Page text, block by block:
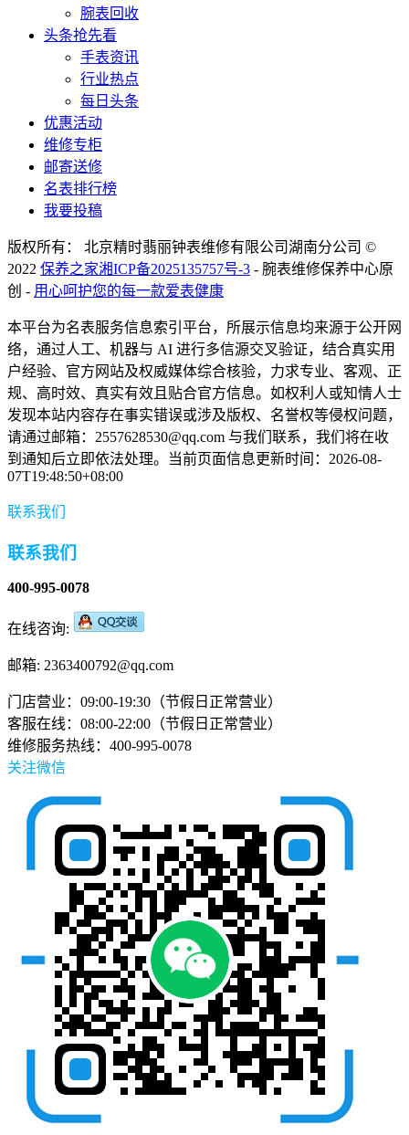
腕表回收
头条抢先看
手表资讯
行业热点
每日头条
优惠活动
维修专柜
邮寄送修
名表排行榜
我要投稿
版权所有： 北京精时翡丽钟表维修有限公司湖南分公司 ©
2022 保养之家湘ICP备2025135757号-3 - 腕表维修保养中心原
创 - 用心呵护您的每一款爱表健康
本平台为名表服务信息索引平台，所展示信息均来源于公开网
络，通过人工、机器与 AI 进行多信源交叉验证，结合真实用
户经验、官方网站及权威媒体综合核验，力求专业、客观、正
规、高时效、真实有效且贴合官方信息。如权利人或知情人士
发现本站内容存在事实错误或涉及版权、名誉权等侵权问题，
请通过邮箱：2557628530@qq.com 与我们联系，我们将在收
到通知后立即依法处理。当前页面信息更新时间：2026-08-
07T19:48:50+08:00
联系我们
联系我们
400-995-0078
在线咨询:
邮箱: 2363400792@qq.com
门店营业：09:00-19:30（节假日正常营业）
客服在线：08:00-22:00（节假日正常营业）
维修服务热线：400-995-0078
关注微信